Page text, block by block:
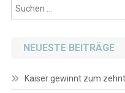
NEUESTE BEITRÄGE
Kaiser gewinnt zum